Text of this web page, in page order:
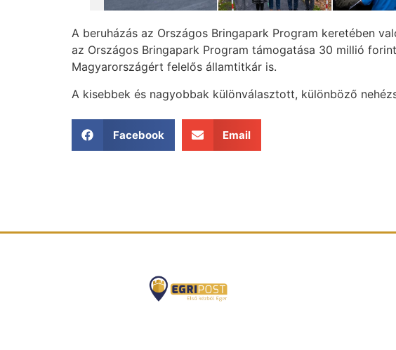
A beruházás az Országos Bringapark Program keretében
az Országos Bringapark Program támogatása 30 millió
Magyarországért felelős államtitkár is.
A kisebbek és nagyobbak különválasztott, különböző
Facebook Email